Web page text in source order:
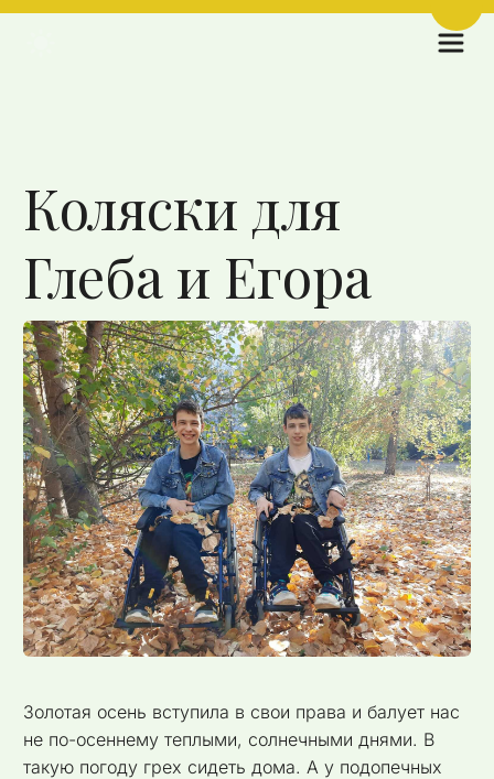
Коляски для
Глеба и Егора
Золотая осень вступила в свои права и балует нас
не по-осеннему теплыми, солнечными днями. В
такую погоду грех сидеть дома. А у подопечных